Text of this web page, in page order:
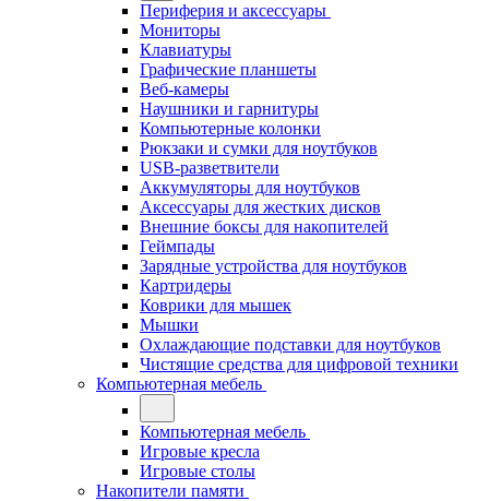
Периферия и аксессуары
Мониторы
Клавиатуры
Графические планшеты
Веб-камеры
Наушники и гарнитуры
Компьютерные колонки
Рюкзаки и сумки для ноутбуков
USB-разветвители
Аккумуляторы для ноутбуков
Аксессуары для жестких дисков
Внешние боксы для накопителей
Геймпады
Зарядные устройства для ноутбуков
Картридеры
Коврики для мышек
Мышки
Охлаждающие подставки для ноутбуков
Чистящие средства для цифровой техники
Компьютерная мебель
Компьютерная мебель
Игровые кресла
Игровые столы
Накопители памяти